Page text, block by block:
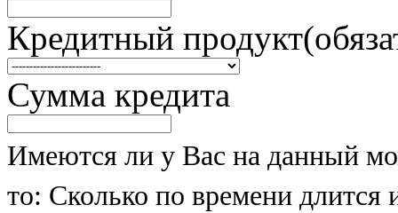
Кредитный продукт
Сумма кредита
Имеются ли у Вас на данный
то: Сколько по времени длится